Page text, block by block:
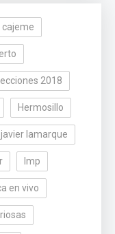
cajeme
2018
Hermosillo
javier lamarque
lmp
en vivo